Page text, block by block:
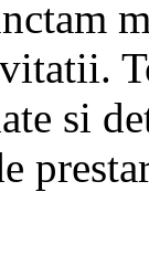
si